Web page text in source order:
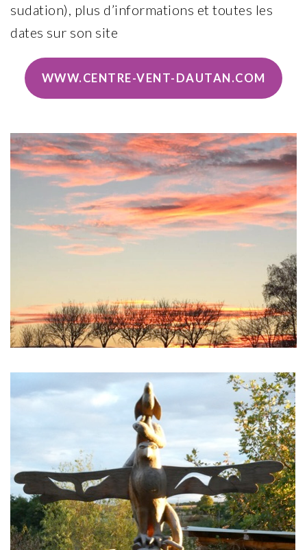
sudation), plus d’informations et toutes les
dates sur son site
WWW.CENTRE-VENT-DAUTAN.COM